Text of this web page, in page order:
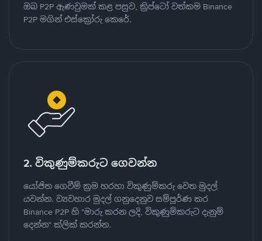
ඔබ P2P ඇණවුමක් කළ පසුව, ක්‍රිප්ටෝ වත්කම Binance
P2P මගින් එස්ක්‍රෝරු කෙරේ.
2. විකුණුම්කරුට ගෙවන්න
යෝජිත ගෙවීම් ක්‍රම හරහා විකුණුම්කරු වෙත මුදල්
යවන්න. ව්‍යවහාර මුදල් ගනුදෙනුව සම්පූර්ණ කර
Binance P2P හි "මාරු කරන ලදි, විකුණුම්කරුට දැනුම්
දෙන්න" ක්ලික් කරන්න.